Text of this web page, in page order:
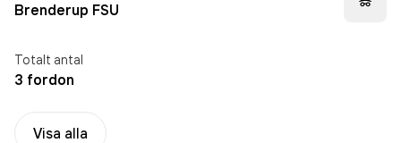
Brenderup FSU
Totalt antal
3 fordon
Visa alla